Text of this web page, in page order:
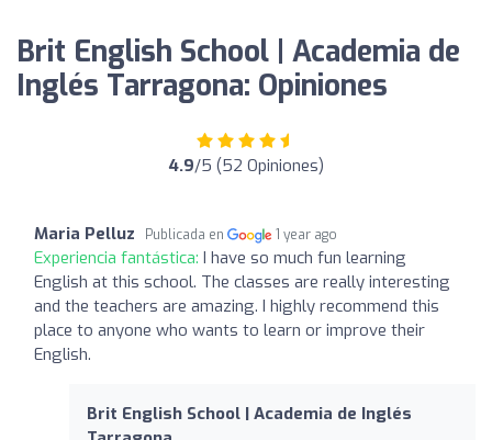
Brit English School | Academia de
Inglés Tarragona: Opiniones
4.9/5 (52 Opiniones)
Maria Pelluz Publicada en 1 year ago
Experiencia fantástica: I have so much fun learning
English at this school. The classes are really interesting
and the teachers are amazing. I highly recommend this
place to anyone who wants to learn or improve their
English.
Brit English School | Academia de Inglés